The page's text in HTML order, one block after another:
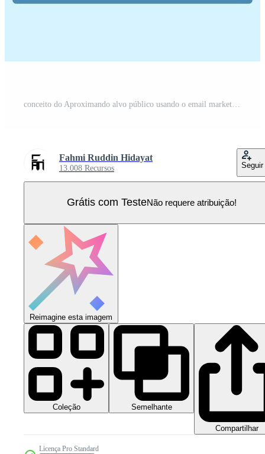
Fahmi Ruddin Hidayat
13.008 Recursos Seguir
Grátis com TesteNão requere atribuição!
Reimagine esta imagem
Coleção Semelhante
Compartilhar
Licença Pro Standard